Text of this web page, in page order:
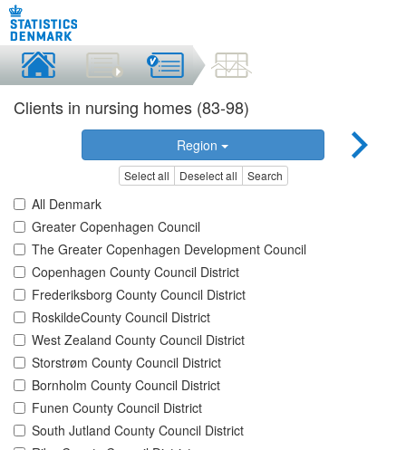
Clients in nursing homes (83-98)
Region
Select all Deselect all Search
All Denmark
Greater Copenhagen Council
The Greater Copenhagen Development Council
Copenhagen County Council District
Frederiksborg County Council District
RoskildeCounty Council District
West Zealand County Council District
Storstrøm County Council District
Bornholm County Council District
Funen County Council District
South Jutland County Council District